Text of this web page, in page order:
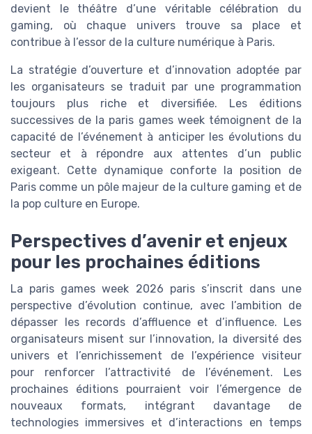
devient le théâtre d’une véritable célébration du
gaming, où chaque univers trouve sa place et
contribue à l’essor de la culture numérique à Paris.
La stratégie d’ouverture et d’innovation adoptée par
les organisateurs se traduit par une programmation
toujours plus riche et diversifiée. Les éditions
successives de la paris games week témoignent de la
capacité de l’événement à anticiper les évolutions du
secteur et à répondre aux attentes d’un public
exigeant. Cette dynamique conforte la position de
Paris comme un pôle majeur de la culture gaming et de
la pop culture en Europe.
Perspectives d’avenir et enjeux
pour les prochaines éditions
La paris games week 2026 paris s’inscrit dans une
perspective d’évolution continue, avec l’ambition de
dépasser les records d’affluence et d’influence. Les
organisateurs misent sur l’innovation, la diversité des
univers et l’enrichissement de l’expérience visiteur
pour renforcer l’attractivité de l’événement. Les
prochaines éditions pourraient voir l’émergence de
nouveaux formats, intégrant davantage de
technologies immersives et d’interactions en temps